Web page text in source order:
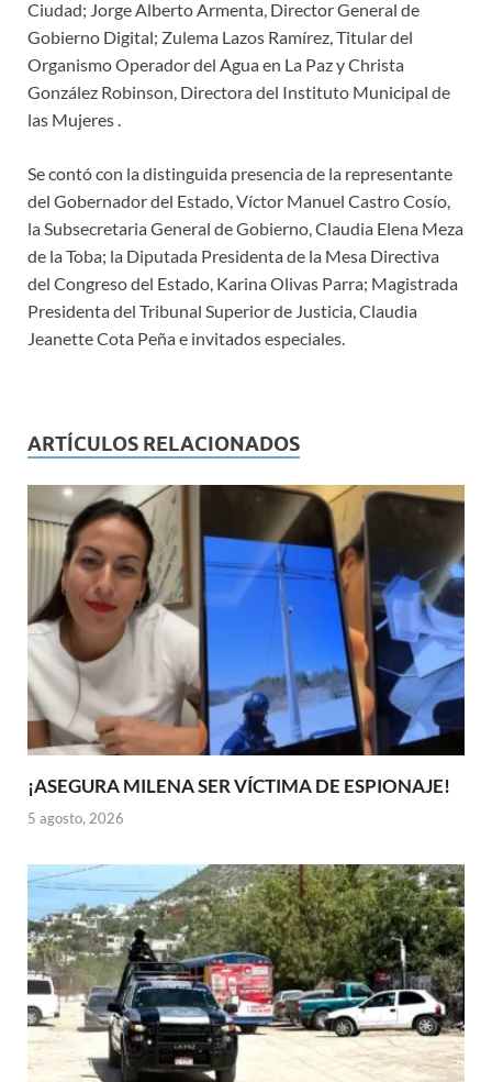
Ciudad; Jorge Alberto Armenta, Director General de
Gobierno Digital; Zulema Lazos Ramírez, Titular del
Organismo Operador del Agua en La Paz y Christa
González Robinson, Directora del Instituto Municipal de
las Mujeres .
Se contó con la distinguida presencia de la representante
del Gobernador del Estado, Víctor Manuel Castro Cosío,
la Subsecretaria General de Gobierno, Claudia Elena Meza
de la Toba; la Diputada Presidenta de la Mesa Directiva
del Congreso del Estado, Karina Olivas Parra; Magistrada
Presidenta del Tribunal Superior de Justicia, Claudia
Jeanette Cota Peña e invitados especiales.
ARTÍCULOS RELACIONADOS
¡ASEGURA MILENA SER VÍCTIMA DE ESPIONAJE!
5 agosto, 2026